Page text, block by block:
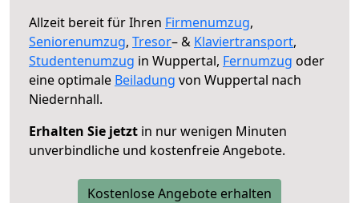
Allzeit bereit für Ihren Firmenumzug,
Seniorenumzug, Tresor– & Klaviertransport,
Studentenumzug in Wuppertal, Fernumzug oder
eine optimale Beiladung von Wuppertal nach
Niedernhall.
Erhalten Sie jetzt in nur wenigen Minuten
unverbindliche und kostenfreie Angebote.
Kostenlose Angebote erhalten